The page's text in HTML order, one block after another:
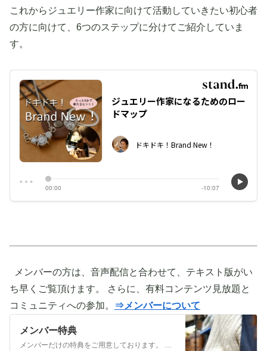
これからジュエリー作家に向けて活動していきたい初心者
の方に向けて、6つのステップに分けてご紹介していま
す。
メンバーの方は、音声配信と合わせて、テキスト版がい
ち早くご覧頂けます。 さらに、有料コンテンツ見放題と
コミュニティへの参加。
⇒メンバーについて
メンバー特典
メンバーだけの特典をご用意しております。 ぜひご活用頂き、ご自身の活動に役立てて下さい。 ⇒メンバーについて詳しく見てみる メンバーになる （） ①有料コンテンツが見放題！ ジュエリー制作に関する情報やビジネス情報やブランディングに関する情